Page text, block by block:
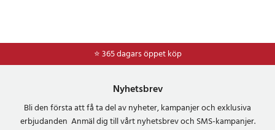
⭐ 365 dagars öppet köp
⭐Frakt 49kr *
Nyhetsbrev
Bli den första att få ta del av nyheter, kampanjer och exklusiva
erbjudanden Anmäl dig till vårt nyhetsbrev och SMS-kampanjer.